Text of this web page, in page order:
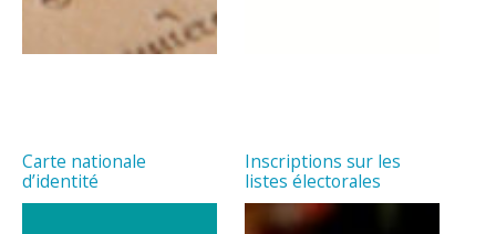
Carte nationale
d’identité
Inscriptions sur les
listes électorales